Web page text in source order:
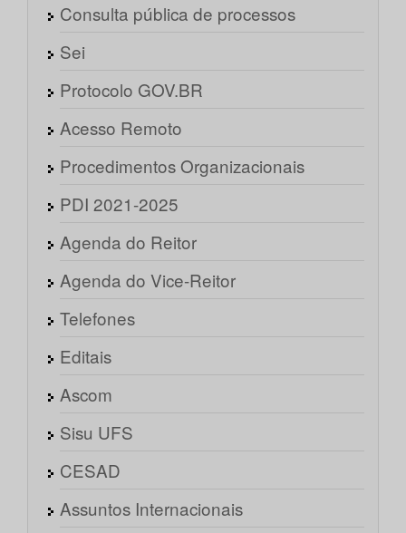
Consulta pública de processos
Sei
Protocolo GOV.BR
Acesso Remoto
Procedimentos Organizacionais
PDI 2021-2025
Agenda do Reitor
Agenda do Vice-Reitor
Telefones
Editais
Ascom
Sisu UFS
CESAD
Assuntos Internacionais